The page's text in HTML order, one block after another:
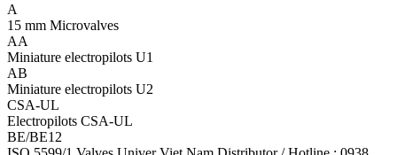
A
15 mm Microvalves
AA
Miniature electropilots U1
AB
Miniature electropilots U2
CSA-UL
Electropilots CSA-UL
BE/BE12